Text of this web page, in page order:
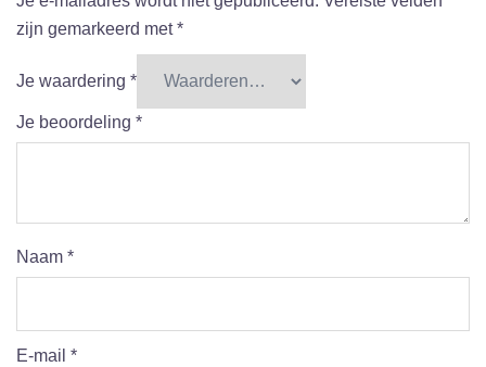
zijn gemarkeerd met*
Je waardering *
Je beoordeling *
Naam *
E-mail *